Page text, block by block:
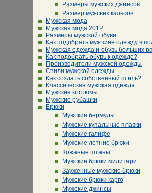
Размеры мужских джинсов
Размер мужских кальсон
Мужская мода
Мужская мода 2012
Размеры мужской обуви
Как подобрать мужчине одежду в
Мужская одежда и обувь больших
Как подобрать обувь к одежде?
Производители мужской одежды
Стили мужской одежды
Как создать собственный стиль?
Классическая мужская одежда
Мужские костюмы
Мужские рубашки
Брюки
Мужские бермуды
Мужские купальные плавки
Мужские галифе
Мужские летние брюки
Кожаные штаны
Мужские брюки милитари
Зауженные мужские брюки
Мужские брюки карго
Мужские джинсы